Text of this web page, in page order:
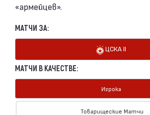
«армейцев».
МАТЧИ ЗА:
ЦСКА II
МАТЧИ В КАЧЕСТВЕ:
Игрока
Товарищеские Матчи